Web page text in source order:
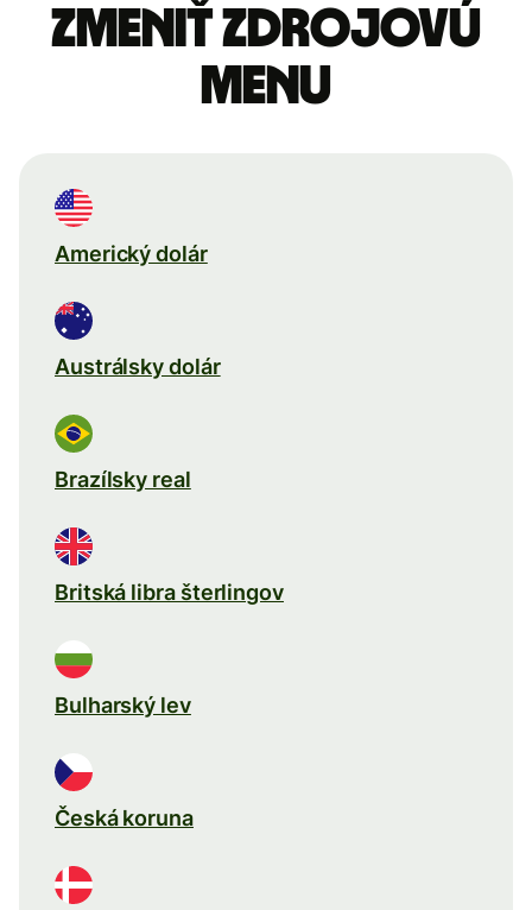
Zmeniť zdrojovú
menu
Americký dolár
Austrálsky dolár
Brazílsky real
Britská libra šterlingov
Bulharský lev
Česká koruna